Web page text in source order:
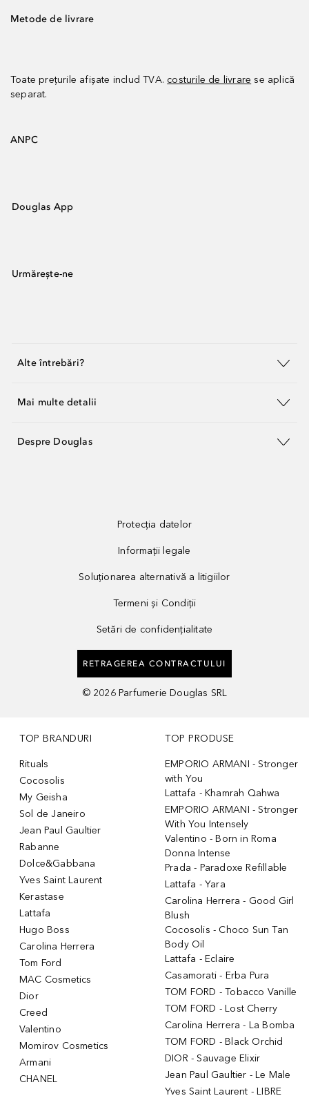
Metode de livrare
Toate prețurile afișate includ TVA. costurile de livrare se aplică
separat.
ANPC
Douglas App
Urmărește-ne
Alte întrebări?
Mai multe detalii
Despre Douglas
Protecția datelor
Informații legale
Soluționarea alternativă a litigiilor
Termeni și Condiții
Setări de confidențialitate
RETRAGEREA CONTRACTULUI
© 2026 Parfumerie Douglas SRL
TOP BRANDURI
Rituals
Cocosolis
My Geisha
Sol de Janeiro
Jean Paul Gaultier
Rabanne
Dolce&Gabbana
Yves Saint Laurent
Kerastase
Lattafa
Hugo Boss
Carolina Herrera
Tom Ford
MAC Cosmetics
Dior
Creed
Valentino
Momirov Cosmetics
Armani
CHANEL
TOP PRODUSE
EMPORIO ARMANI - Stronger
with You
Lattafa - Khamrah Qahwa
EMPORIO ARMANI - Stronger
With You Intensely
Valentino - Born in Roma
Donna Intense
Prada - Paradoxe Refillable
Lattafa - Yara
Carolina Herrera - Good Girl
Blush
Cocosolis - Choco Sun Tan
Body Oil
Lattafa - Eclaire
Casamorati - Erba Pura
TOM FORD - Tobacco Vanille
TOM FORD - Lost Cherry
Carolina Herrera - La Bomba
TOM FORD - Black Orchid
DIOR - Sauvage Elixir
Jean Paul Gaultier - Le Male
Yves Saint Laurent - LIBRE